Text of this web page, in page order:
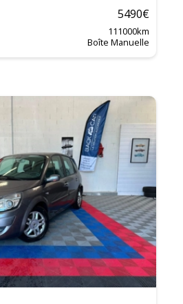
5490€
111000km
Boîte Manuelle